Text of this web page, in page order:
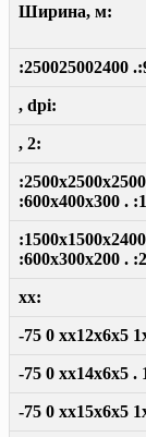
Ширина, м:
:250025002400
, dpi:
, 2:
:600x400x300 .
:600x300x200 .
xx:
-75 0 xx12x6x5
-75 0 xx14x6x5 .
-75 0 xx15x6x5